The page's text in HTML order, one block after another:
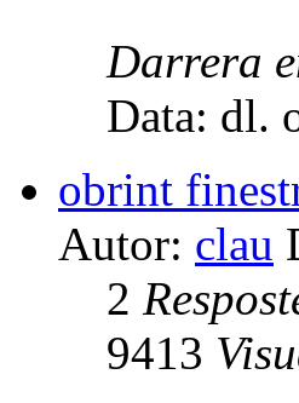
Darrera
Data: dl.
obrint
Autor: clau
2
9413